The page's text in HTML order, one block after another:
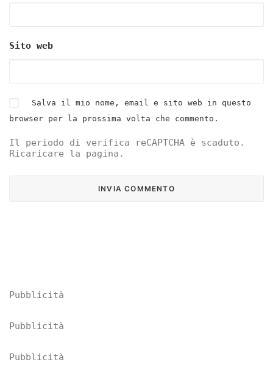
Sito web
Salva il mio nome, email e sito web in questo
browser per la prossima volta che commento.
Il periodo di verifica reCAPTCHA è scaduto.
Ricaricare la pagina.
Pubblicità
Pubblicità
Pubblicità